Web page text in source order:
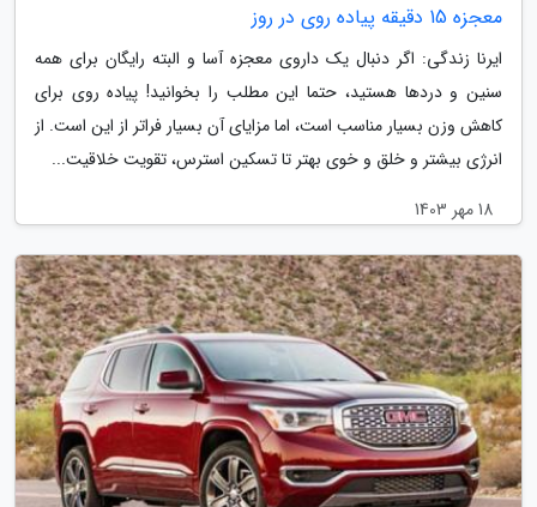
معجزه 15 دقیقه پیاده روی در روز
ایرنا زندگی: اگر دنبال یک داروی معجزه آسا و البته رایگان برای همه
سنین و دردها هستید، حتما این مطلب را بخوانید! پیاده روی برای
کاهش وزن بسیار مناسب است، اما مزایای آن بسیار فراتر از این است. از
انرژی بیشتر و خلق و خوی بهتر تا تسکین استرس، تقویت خلاقیت...
18 مهر 1403